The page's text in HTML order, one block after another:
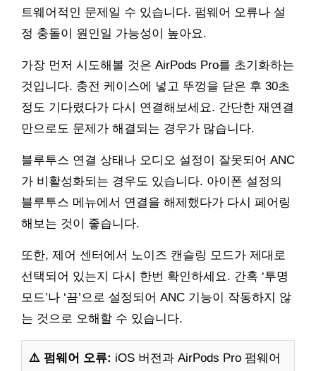
트웨어적인 문제일 수 있습니다. 펌웨어 오류나 설
정 충돌이 원인일 가능성이 높아요.
가장 먼저 시도해볼 것은 AirPods Pro를 초기화하는
것입니다. 충전 케이스에 넣고 뚜껑을 닫은 후 30초
정도 기다렸다가 다시 연결해보세요. 간단한 재연결
만으로도 문제가 해결되는 경우가 많습니다.
블루투스 연결 상태나 오디오 설정이 잘못되어 ANC
가 비활성화되는 경우도 있습니다. 아이폰 설정의
블루투스 메뉴에서 연결을 해제했다가 다시 페어링
해보는 것이 좋습니다.
또한, 제어 센터에서 노이즈 캔슬링 모드가 제대로
선택되어 있는지 다시 한번 확인하세요. 간혹 ‘투명
모드’나 ‘끔’으로 설정되어 ANC 기능이 작동하지 않
는 것으로 오해할 수 있습니다.
⚠️ 펌웨어 오류: iOS 버전과 AirPods Pro 펌웨어